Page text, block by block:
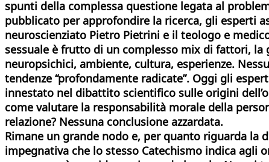
spunti della complessa questione legata al
pubblicato per approfondire la ricerca, gli esperti
neuroscienziato Pietro Pietrini e il teologo e
sessuale è frutto di un complesso mix di fattori,
neuropsichici, ambiente, cultura, esperienze.
tendenze “profondamente radicate”. Oggi gli
innestato nel dibattito scientifico sulle origini
come valutare la responsabilità morale della
relazione? Nessuna conclusione azzardata.
Rimane un grande nodo e, per quanto riguarda la
impegnativa che lo stesso Catechismo indica agli